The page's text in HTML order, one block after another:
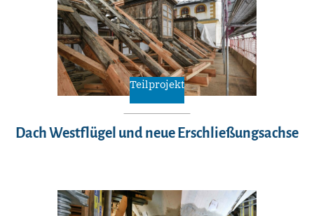
Teilprojekt
Dach Westflügel und neue Erschließungsachse